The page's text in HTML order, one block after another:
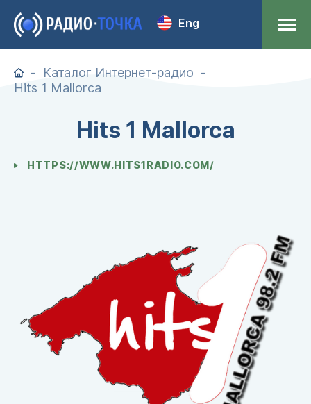
Eng
Каталог Интернет-радио
Hits 1 Mallorca
Hits 1 Mallorca
HTTPS://WWW.HITS1RADIO.COM/